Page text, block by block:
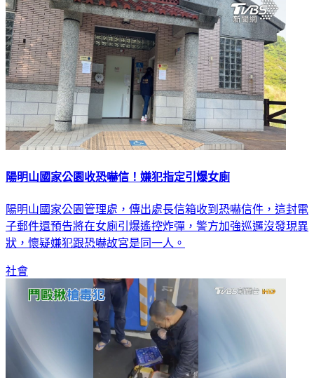
陽明山國家公園收恐嚇信！嫌犯指定引爆女廁
陽明山國家公園管理處，傳出處長信箱收到恐嚇信件，這封電
子郵件還預告將在女廁引爆遙控炸彈，警方加強巡邏沒發現異
狀，懷疑嫌犯跟恐嚇故宮是同一人。
社會